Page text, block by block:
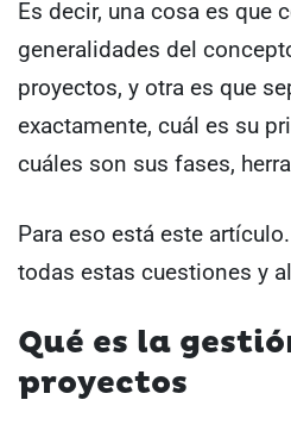
Es decir, una cosa es que
generalidades del
proyectos, y otra es que
exactamente, cuál es su
cuáles son sus fases,
Para eso está este
todas estas cuestiones y
Qué es la
proyectos